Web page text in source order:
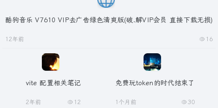
酷狗音乐 V7610 VIP去广告绿色清爽版(破.解VIP会员 直接下载无损)
12年前 16
vite 配置相关笔记
2年前 12
免费玩token的时代结束了
1个月前 30